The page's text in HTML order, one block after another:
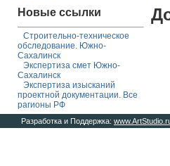
Новые ссылки
Строительно-техническое
обследование. Южно-
Сахалинск
Экспертиза смет Южно-
Сахалинск
Экспертиза изысканий
проектной документации. Все
рагионы РФ
Разработка и Поддержка: